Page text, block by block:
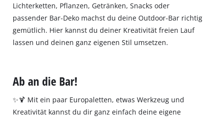
Lichterketten, Pflanzen, Getränken, Snacks oder
passender Bar-Deko machst du deine Outdoor-Bar richtig
gemütlich. Hier kannst du deiner Kreativität freien Lauf
lassen und deinen ganz eigenen Stil umsetzen.
Ab an die Bar!
✨🍹 Mit ein paar Europaletten, etwas Werkzeug und
Kreativität kannst du dir ganz einfach deine eigene